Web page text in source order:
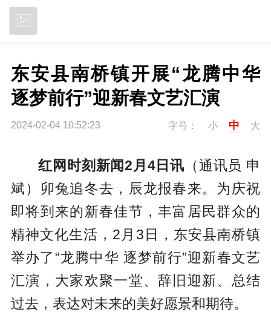
东安县南桥镇开展“龙腾中华
逐梦前行”迎新春文艺汇演
2024-02-04 10:52:23 字号： 小 中 大
红网时刻新闻2月4日讯 （通讯员 申
斌）卯兔追冬去，辰龙报春来。为庆祝
即将到来的新春佳节，丰富居民群众的
精神文化生活，2月3日，东安县南桥镇
举办了“龙腾中华 逐梦前行”迎新春文艺
汇演，大家欢聚一堂、辞旧迎新、总结
过去，表达对未来的美好愿景和期待。